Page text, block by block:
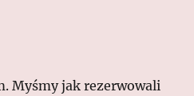
Myśmy jak rezerwowali